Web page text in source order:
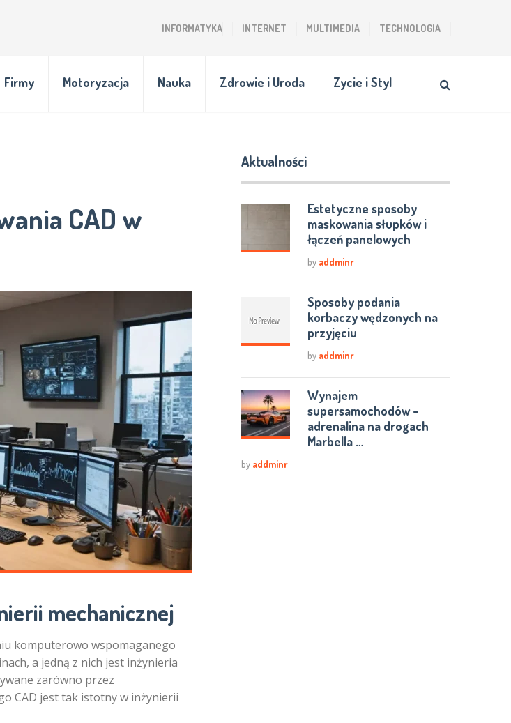
INFORMATYKA INTERNET MULTIMEDIA TECHNOLOGIA
Firmy Motoryzacja Nauka Zdrowie i Uroda Zycie i Styl
CAD w
mechanicznej
komputerowo wspomaganego
a jedną z nich jest inżynieria
zarówno przez
CAD jest tak istotny w inżynierii
Aktualności
Estetyczne sposoby
maskowania słupków i
łączeń panelowych
by addminr
Sposoby podania
korbaczy wędzonych na
przyjęciu
by addminr
Wynajem
supersamochodów –
adrenalina na drogach
Marbella …
by addminr